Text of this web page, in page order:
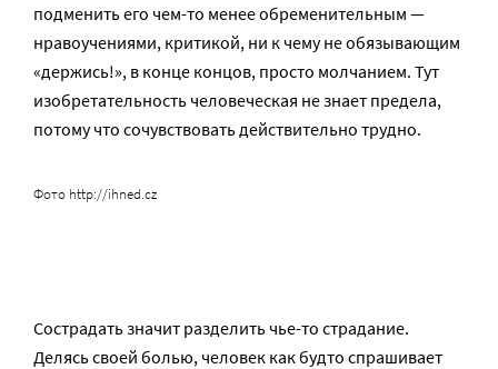
подменить его чем-то менее обременительным —
нравоучениями, критикой, ни к чему не обязывающим
«держись!», в конце концов, просто молчанием. Тут
изобретательность человеческая не знает предела,
потому что сочувствовать действительно трудно.
Фото http://ihned.cz
Сострадать значит разделить чье-то страдание.
Делясь своей болью, человек как будто спрашивает